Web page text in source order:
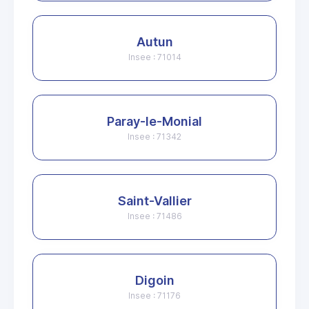
Autun
Insee : 71014
Paray-le-Monial
Insee : 71342
Saint-Vallier
Insee : 71486
Digoin
Insee : 71176